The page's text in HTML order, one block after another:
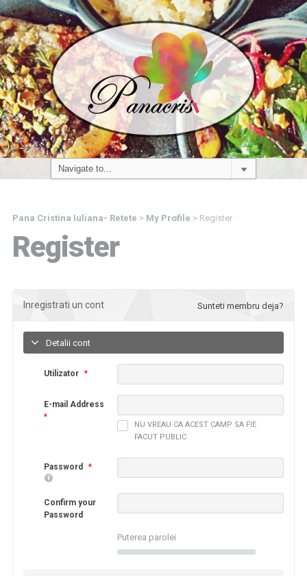
Pana Cristina Iuliana- Retete > My Profile > Register
Register
Inregistrati un cont Sunteti membru deja?
Detalii cont
Utilizator *
E-mail Address
*
NU VREAU CA ACEST CAMP SA FIE
FACUT PUBLIC
Password *
Confirm your
Password
Puterea parolei